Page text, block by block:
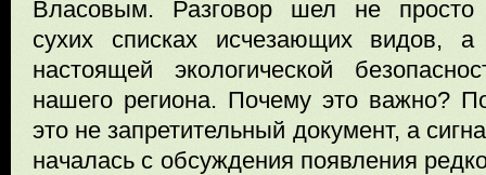
Власовым. Разговор шел не
сухих списках исчезающих видов,
настоящей экологической
нашего региона. Почему это важно?
это не запретительный документ, а
началась с обсуждения появления